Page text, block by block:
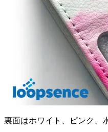
裏面はホワイト、ピンク、